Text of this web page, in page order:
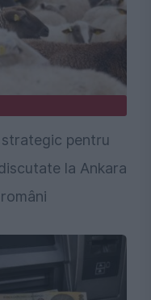
pentru
la Ankara